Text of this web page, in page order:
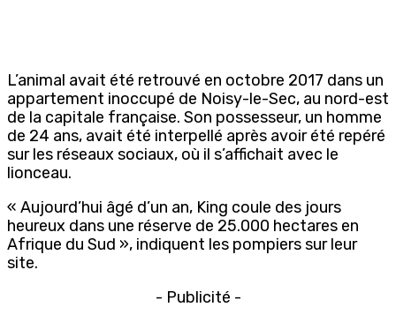
L’animal avait été retrouvé en octobre 2017 dans un
appartement inoccupé de Noisy-le-Sec, au nord-est
de la capitale française. Son possesseur, un homme
de 24 ans, avait été interpellé après avoir été repéré
sur les réseaux sociaux, où il s’affichait avec le
lionceau.
« Aujourd’hui âgé d’un an, King coule des jours
heureux dans une réserve de 25.000 hectares en
Afrique du Sud », indiquent les pompiers sur leur
site.
- Publicité -